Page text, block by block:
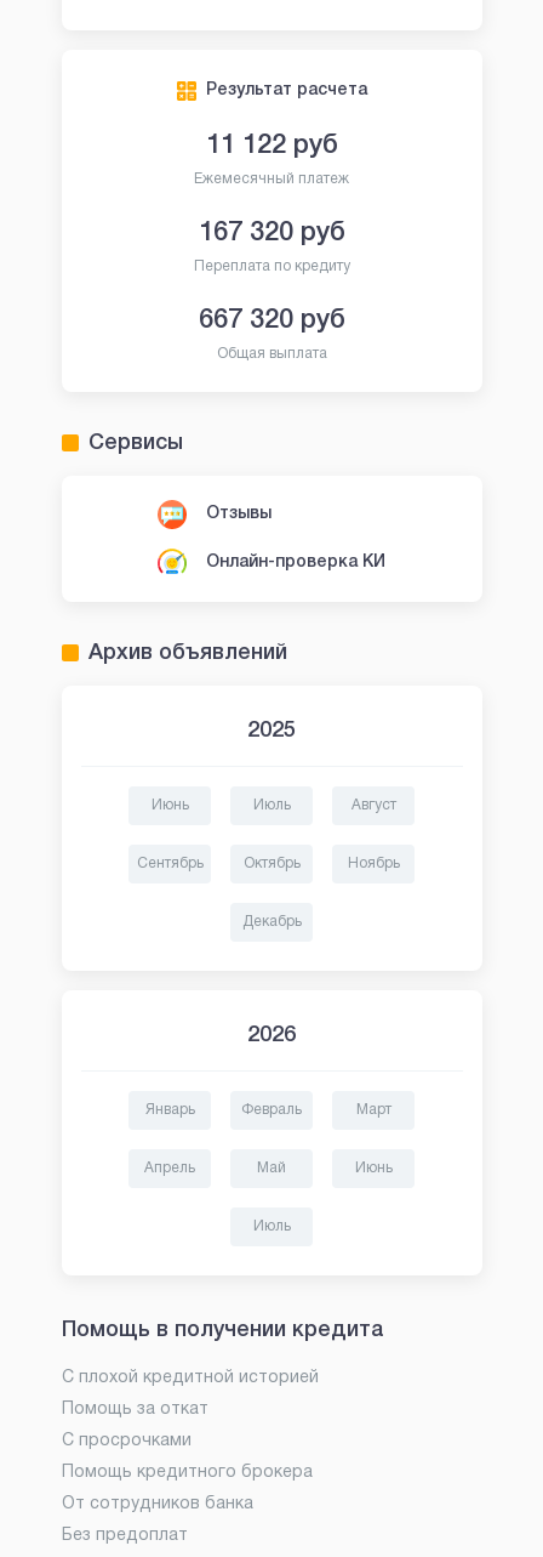
Результат расчета
11 122руб
Ежемесячный платеж
167 320руб
Переплата по кредиту
667 320руб
Общая выплата
Сервисы
Отзывы
Онлайн-проверка КИ
Архив объявлений
2025
Июнь Июль Август
Сентябрь Октябрь Ноябрь
Декабрь
2026
Январь Февраль Март
Апрель Май Июнь
Июль
Помощь в получении кредита
С плохой кредитной историей
Помощь за откат
С просрочками
Помощь кредитного брокера
От сотрудников банка
Без предоплат